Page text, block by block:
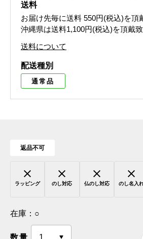
送料
お届け先毎に送料 550円(税込)を頂
沖縄県は送料1,100円(税込)を頂戴致
送料について
配送種別
通常品
返品不可
ラッピング のし対応 仏のし対応 のし名入
在庫： ○
数量